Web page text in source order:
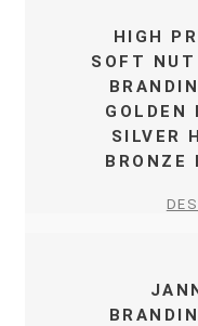
HIGH
SOFT
GOLDEN
SILVER
BRONZE